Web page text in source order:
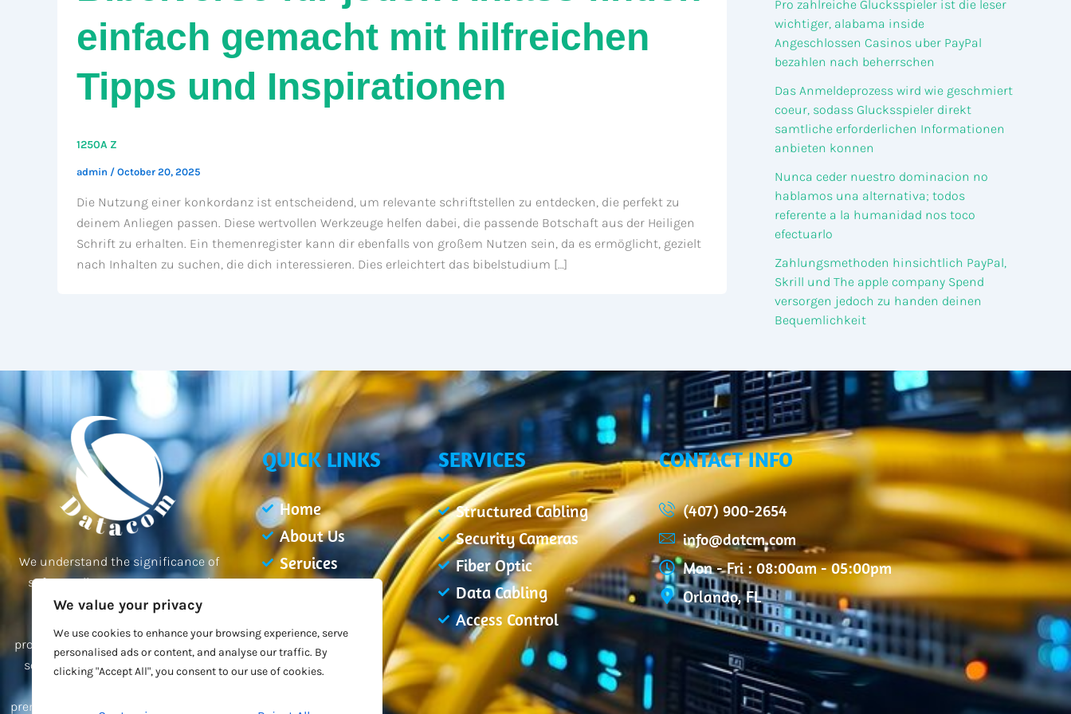
We value your privacy
We use cookies to enhance your browsing experience, serve
personalised ads or content, and analyse our traffic. By
clicking "Accept All", you consent to our use of cookies.
einfach gemacht mit hilfreichen
Tipps und Inspirationen
1250A Z
admin / October 20, 2025
Die Nutzung einer konkordanz ist entscheidend, um relevante schriftstellen zu entdecken, die perfekt zu
deinem Anliegen passen. Diese wertvollen Werkzeuge helfen dabei, die passende Botschaft aus der Heiligen
Schrift zu erhalten. Ein themenregister kann dir ebenfalls von großem Nutzen sein, da es ermöglicht, gezielt
nach Inhalten zu suchen, die dich interessieren. Dies erleichtert das bibelstudium […]
Pro zahlreiche Glucksspieler ist die leser
wichtiger, alabama inside
Angeschlossen Casinos uber PayPal
bezahlen nach beherrschen
Das Anmeldeprozess wird wie geschmiert
coeur, sodass Glucksspieler direkt
samtliche erforderlichen Informationen
anbieten konnen
Nunca ceder nuestro dominacion no
hablamos una alternativa; todos
referente a la humanidad nos toco
efectuarlo
Zahlungsmethoden hinsichtlich PayPal,
Skrill und The apple company Spend
versorgen jedoch zu handen deinen
Bequemlichkeit
We understand the significance of
safeguarding your property and
employees, and our team of
providing you with the best possible
solutions tailored to your unique
premises and give you peace of mind.
QUICK LINKS
Home
About Us
Services
Contact Us
SERVICES
Structured Cabling
Security Cameras
Fiber Optic
Data Cabling
Access Control
CONTACT INFO
(407) 900-2654
info@datcm.com
Mon - Fri : 08:00am - 05:00pm
Orlando, FL